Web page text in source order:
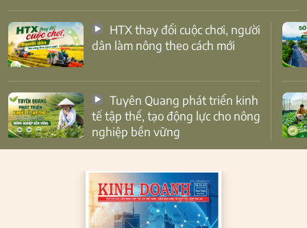
dân làm nông theo cách mới
tế tập thể, tạo động lực cho nông
nghiệp bền vững